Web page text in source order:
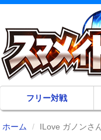
フリー対戦
ホーム ILove ガノンさ